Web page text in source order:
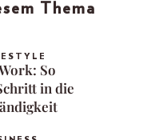
Thema
So
in die